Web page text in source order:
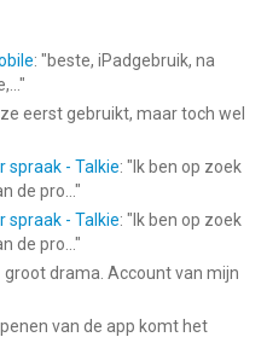
: "beste, iPadgebruik, na
"
eerst gebruikt, maar toch wel
spraak - Talkie: " Ik ben op zoek
de pro... "
spraak - Talkie: " Ik ben op zoek
de pro... "
groot drama. Account van mijn
van de app komt het